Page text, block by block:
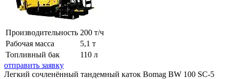
Производительность 200 т/ч
Рабочая масса
5,1 т
Топливный бак
110 л
отправить заявку
Легкий сочленённый тандемный каток Bomag BW 100 SC-5